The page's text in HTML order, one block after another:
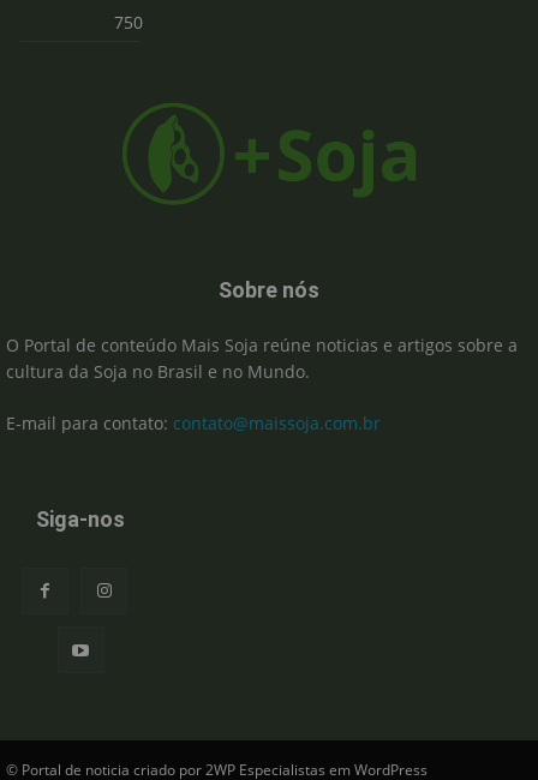
750
Sobre nós
O Portal de conteúdo Mais Soja reúne noticias e artigos sobre a
cultura da Soja no Brasil e no Mundo.
E-mail para contato: contato@maissoja.com.br
Siga-nos
© Portal de noticia criado por 2WP Especialistas em WordPress